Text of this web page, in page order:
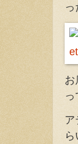
お
っ
ア